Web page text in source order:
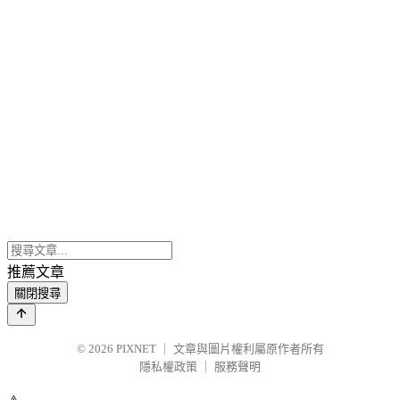
推薦文章
關閉搜尋
© 2026 PIXNET
文章與圖片權利屬原作者所有
隱私權政策
服務聲明